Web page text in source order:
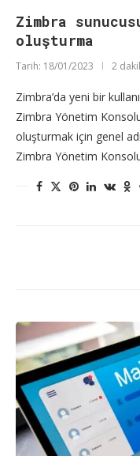
Zimbra
oluşturma
Tarih: 18/01/2023 2
Zimbra’da yeni bir
Zimbra Yönetim
oluşturmak için genel
Zimbra Yönetim